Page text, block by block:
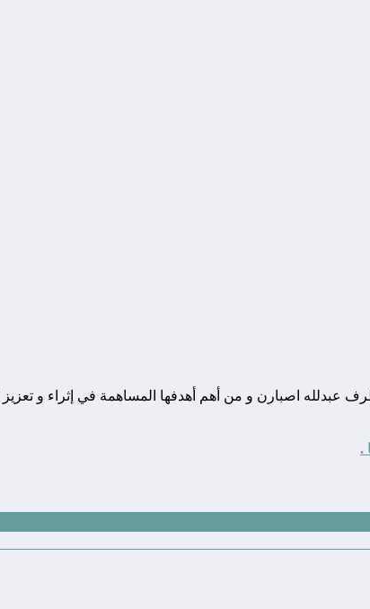
يوجد مقرها في المغرب, و قد تم تأسيسها في سنة 2010 من طرف عبدلله اصبارن و من أهم